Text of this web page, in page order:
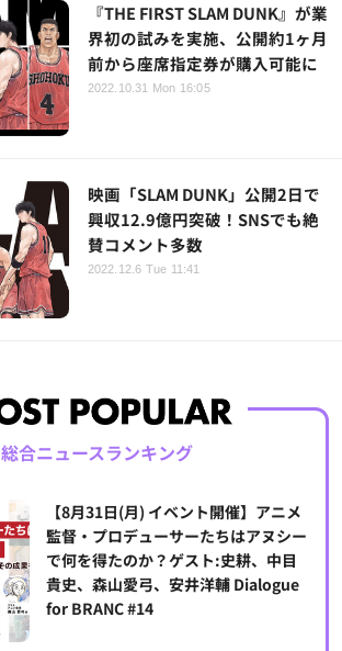
『THE FIRST SLAM DUNK』が業
界初の試みを実施、公開約1ヶ月
前から座席指定券が購入可能に
2022.10.31 Mon 16:05
映画「SLAM DUNK」公開2日で
興収12.9億円突破！SNSでも絶
賛コメント多数
2022.12.6 Tue 11:41
総合ニュースランキング
【8月31日(月) イベント開催】アニメ
監督・プロデューサーたちはアヌシー
で何を得たのか？ゲスト:史耕、中目
貴史、森山愛弓、安井洋輔 Dialogue
for BRANC #14